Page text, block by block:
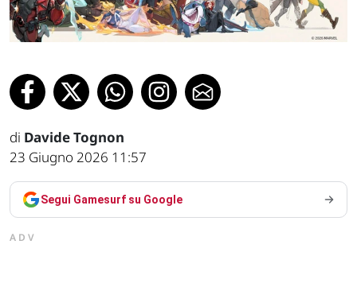
di Davide Tognon
23 Giugno 2026 11:57
Segui Gamesurf su Google
ADV